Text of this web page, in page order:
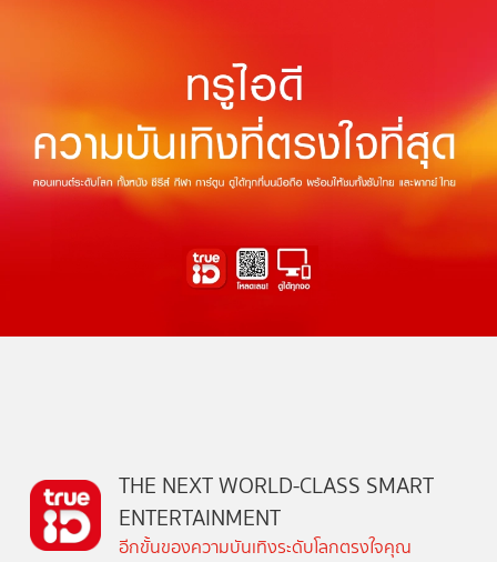
THE NEXT WORLD-CLASS SMART
ENTERTAINMENT
อีกขั้นของความบันเทิงระดับโลกตรงใจคุณ